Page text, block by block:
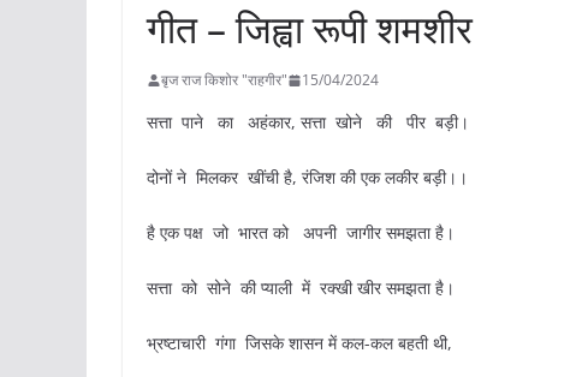
गीत – जिह्वा रूपी शमशीर
बृज राज किशोर "राहगीर" 15/04/2024
सत्ता पाने का अहंकार, सत्ता खोने की पीर बड़ी।
दोनों ने मिलकर खींची है, रंजिश की एक लकीर बड़ी।।
है एक पक्ष जो भारत को अपनी जागीर समझता है।
सत्ता को सोने की प्याली में रक्खी खीर समझता है।
भ्रष्टाचारी गंगा जिसके शासन में कल-कल बहती थी,